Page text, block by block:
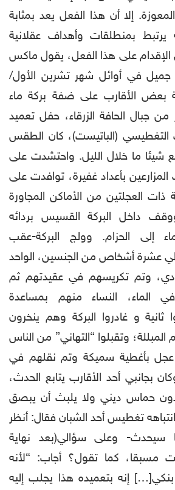
إلا أن هذا الفعل يعد بمثابة
بمنطلقات وأهداف عقلانية
الإقدام على هذا الفعل، يقول ماكس
جميل في أوائل شهر تشرين الأول/
بعض الأقارب على ضفة بركة ماء
من جبال الحافة الزرقاء، حفل تعميد
(الباتيست)، كان الطقس
شيئا ما خلال الليل. واحتشدت على
بأعداد غفيرة، توافدت على
ذات العجلتين من الأماكن المجاورة
داخل البركة القسيس بردائه
إلى الحزام. وولج البركة-عقب
عشرة أشخاص من الجنسين، الواحد
وتم تكريسهم في عقيدتهم ثم
الماء، النساء منهم بمساعدة
و غادروا البركة وهم ينخرون
وتقبلوا “التهاني” من الناس
عجل بأغطية سميكة وتم نقلهم في
بجانبي أحد الأقارب يتابع الحدث،
دون حماس ديني ولا يلبث أن يبصق
تغطيس أحد الشبان فقال: أنظر
سيحدث- وعلى سؤالي(بعد نهاية
مسبقا، كما تقول؟ أجاب: “لأنه
إنه بتعميده هذا يجلب إليه